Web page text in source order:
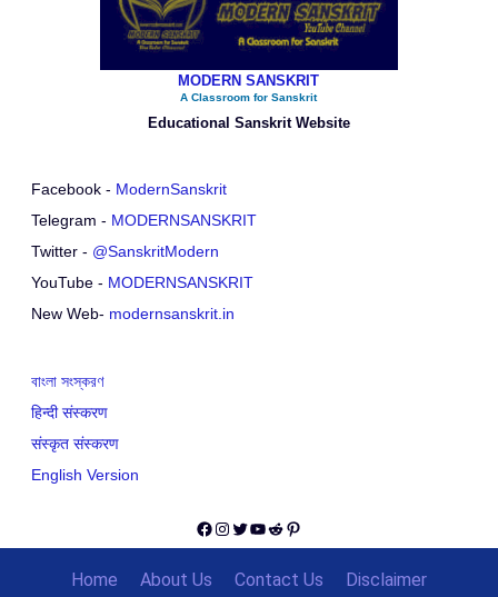
MODERN SANSKRIT
A Classroom for Sanskrit
Educational Sanskrit Website
Facebook - ModernSanskrit
Telegram - MODERNSANSKRIT
Twitter - @SanskritModern
YouTube - MODERNSANSKRIT
New Web- modernsanskrit.in
বাংলা সংস্করণ
हिन्दी संस्करण
संस्कृत संस्करण
English Version
Facebook
Instagram
Twitter
YouTube
Reddit
Pinterest
Home About Us Contact Us Disclaimer